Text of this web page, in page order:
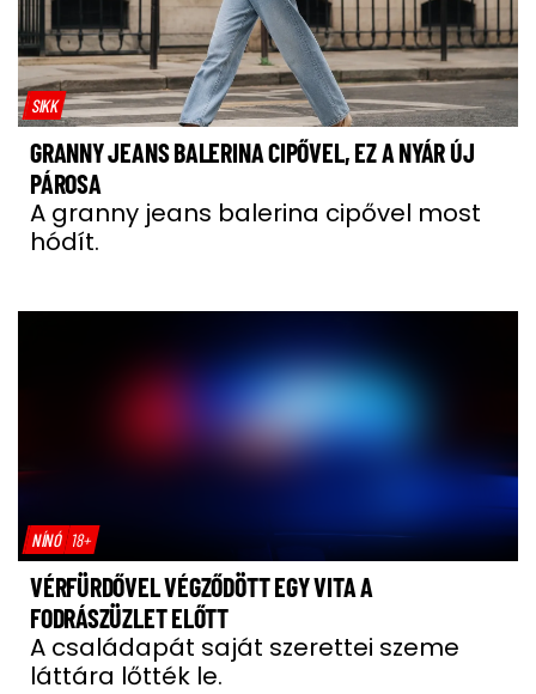
SIKK
GRANNY JEANS BALERINA CIPŐVEL, EZ A NYÁR ÚJ
PÁROSA
A granny jeans balerina cipővel most
hódít.
NÍNÓ 18+
VÉRFÜRDŐVEL VÉGZŐDÖTT EGY VITA A
FODRÁSZÜZLET ELŐTT
A családapát saját szerettei szeme
láttára lőtték le.